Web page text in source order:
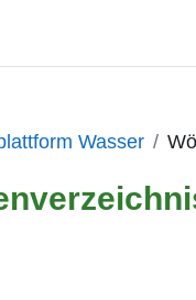
Wasser